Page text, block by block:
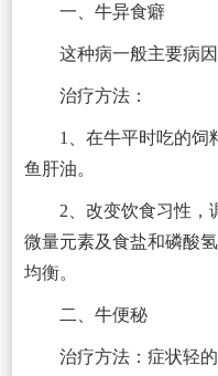
一、牛异食癖
这种病一般主要病因
治疗方法：
1、在牛平时吃的饲
鱼肝油。
2、改变饮食习性，
微量元素及食盐和磷酸
均衡。
二、牛便秘
治疗方法：症状轻的